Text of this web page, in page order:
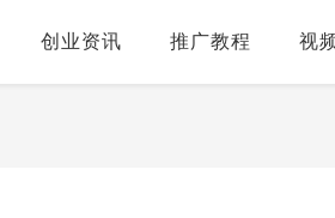
创业资讯 推广教程 视